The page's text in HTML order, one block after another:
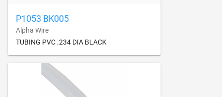
P1053 BK005
Alpha Wire
TUBING PVC .234 DIA BLACK